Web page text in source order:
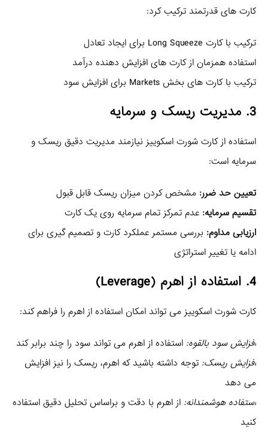
کارت‌ های قدرتمند ترکیب کرد:
ترکیب با کارت Long Squeeze برای ایجاد تعادل
استفاده همزمان از کارت‌ های افزایش‌ دهنده درآمد
ترکیب با کارت‌ های بخش Markets برای افزایش سود
3. مدیریت ریسک و سرمایه
استفاده از کارت شورت اسکوییز نیازمند مدیریت دقیق ریسک و
سرمایه است:
تعیین حد ضرر: مشخص کردن میزان ریسک قابل قبول
تقسیم سرمایه: عدم تمرکز تمام سرمایه روی یک کارت
ارزیابی مداوم: بررسی مستمر عملکرد کارت و تصمیم‌ گیری برای
ادامه یا تغییر استراتژی
4. استفاده از اهرم (Leverage)
کارت شورت اسکوییز می‌ تواند امکان استفاده از اهرم را فراهم کند:
افزایش سود بالقوه: استفاده از اهرم می‌ تواند سود را چند برابر کند
افزایش ریسک: توجه داشته باشید که اهرم، ریسک را نیز افزایش
می‌ دهد
استفاده هوشمندانه: از اهرم با دقت و براساس تحلیل دقیق استفاده
کنید